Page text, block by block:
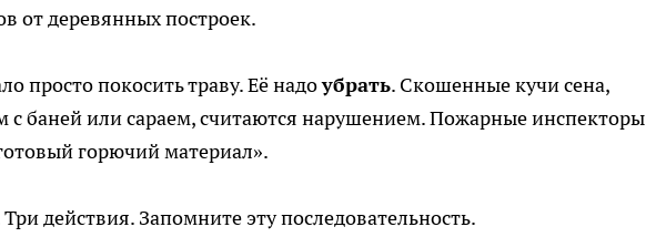
от деревянных построек.
просто покосить траву. Её надоубрать. Скошенные кучи сена,
с баней или сараем, считаются нарушением. Пожарные инспекторы
горючий материал».
действия. Запомните эту последовательность.